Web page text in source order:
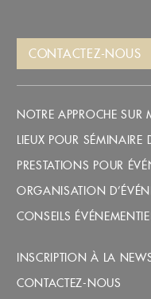
CONTACTEZ-NOUS
NOTRE APPROCHE SUR
LIEUX POUR SÉMINAIRE
PRESTATIONS POUR
ORGANISATION
CONSEILS
INSCRIPTION À LA
CONTACTEZ-NOUS